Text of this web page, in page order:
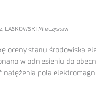
LASKOWSKI Mieczysław
oceny stanu środowiska
w odniesieniu do
pola